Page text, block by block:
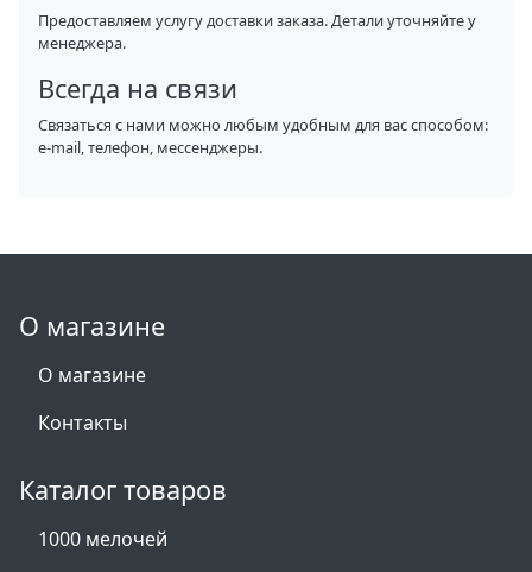
Предоставляем услугу доставки заказа. Детали уточняйте у
менеджера.
Всегда на связи
Связаться с нами можно любым удобным для вас способом:
e-mail, телефон, мессенджеры.
О магазине
О магазине
Контакты
Каталог товаров
1000 мелочей